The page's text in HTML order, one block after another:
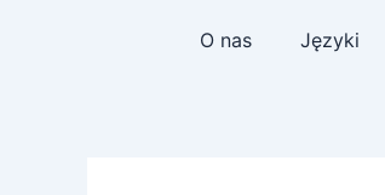
O nas Języki